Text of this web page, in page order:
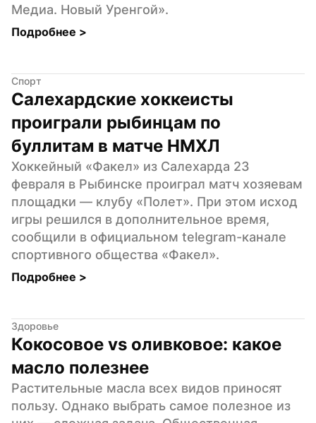
Медиа. Новый Уренгой».
Подробнее >
Спорт
Салехардские хоккеисты
проиграли рыбинцам по
буллитам в матче НМХЛ
Хоккейный «Факел» из Салехарда 23
февраля в Рыбинске проиграл матч хозяевам
площадки — клубу «Полет». При этом исход
игры решился в дополнительное время,
сообщили в официальном telegram-канале
спортивного общества «Факел».
Подробнее >
Здоровье
Кокосовое vs оливковое: какое
масло полезнее
Растительные масла всех видов приносят
пользу. Однако выбрать самое полезное из